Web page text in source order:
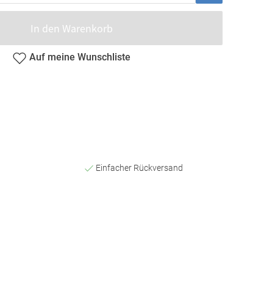
In den Warenkorb
Auf meine Wunschliste
Einfacher Rückversand